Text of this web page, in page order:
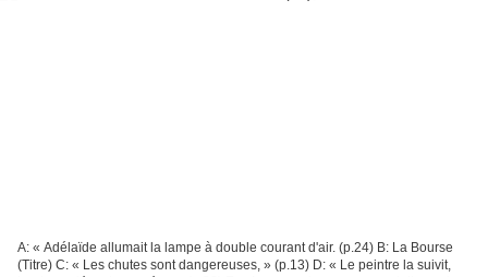
A: « Adélaïde allumait la lampe à double courant d'air. (p.24) B: La Bourse
(Titre) C: « Les chutes sont dangereuses, » (p.13) D: « Le peintre la suivit,